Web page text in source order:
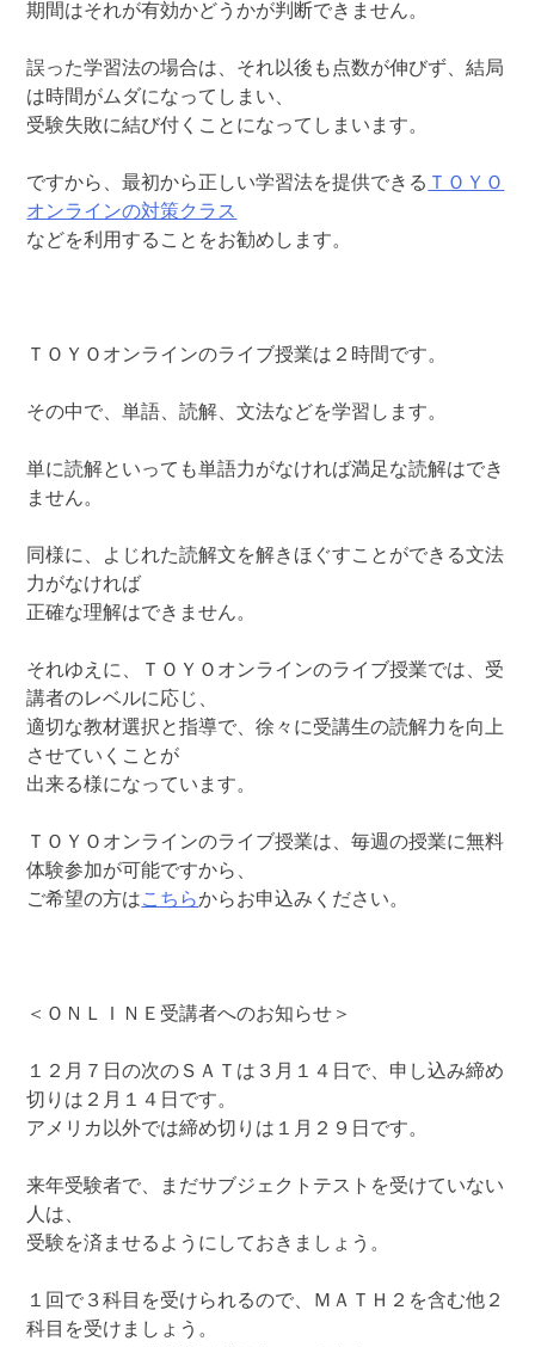
期間はそれが有効かどうかが判断できません。
誤った学習法の場合は、それ以後も点数が伸びず、結局
は時間がムダになってしまい、
受験失敗に結び付くことになってしまいます。
ですから、最初から正しい学習法を提供できる ＴＯＹＯ
オンラインの対策クラス
などを利用することをお勧めします。
ＴＯＹＯオンラインのライブ授業は２時間です。
その中で、単語、読解、文法などを学習します。
単に読解といっても単語力がなければ満足な読解はでき
ません。
同様に、よじれた読解文を解きほぐすことができる文法
力がなければ
正確な理解はできません。
それゆえに、ＴＯＹＯオンラインのライブ授業では、受
講者のレベルに応じ、
適切な教材選択と指導で、徐々に受講生の読解力を向上
させていくことが
出来る様になっています。
ＴＯＹＯオンラインのライブ授業は、毎週の授業に無料
体験参加が可能ですから、
ご希望の方はこちらからお申込みください。
＜ＯＮＬＩＮＥ受講者へのお知らせ＞
１２月７日の次のＳＡＴは３月１４日で、申し込み締め
切りは２月１４日です。
アメリカ以外では締め切りは１月２９日です。
来年受験者で、まだサブジェクトテストを受けていない
人は、
受験を済ませるようにしておきましょう。
１回で３科目を受けられるので、ＭＡＴＨ２を含む他２
科目を受けましょう。